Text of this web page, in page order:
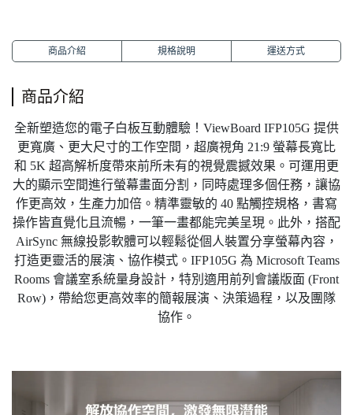
商品介紹 規格說明 運送方式
商品介紹
全新塑造您的電子白板互動體驗！ViewBoard IFP105G 提供
更寬廣、更大尺寸的工作空間，超廣視角 21:9 螢幕長寬比
和 5K 超高解析度帶來前所未有的視覺震撼效果。可運用更
大的顯示空間進行螢幕畫面分割，同時處理多個任務，讓協
作更高效，生產力加倍。精準靈敏的 40 點觸控規格，書寫
操作皆直覺化且流暢，一筆一畫都能完美呈現。此外，搭配
AirSync 無線投影軟體可以輕鬆從個人裝置分享螢幕內容，
打造更靈活的展演、協作模式。IFP105G 為 Microsoft Teams
Rooms 會議室系統量身設計，特別適用前列會議版面 (Front
Row)，帶給您更高效率的簡報展演、決策過程，以及團隊
協作。